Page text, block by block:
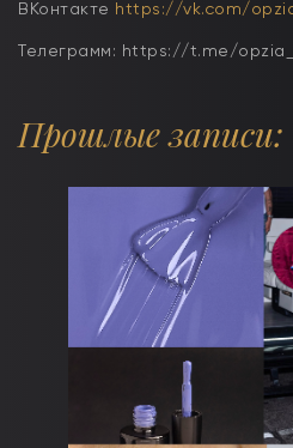
ВКонтакте https://vk.com/
Телеграмм: https://t.me/
Прошлые записи: